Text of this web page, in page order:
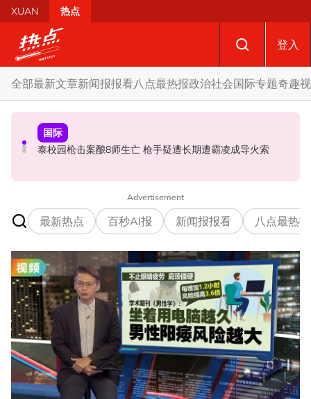
Skip to main content
XUAN 热点
登入
全部最新文章新闻报报看八点最热报政治社会国际专题奇趣
国际
泰校园枪击案酿8师生亡 枪手疑遭长期遭霸凌成导火索
政治
炮轰哈迪不了解章程 阿兹敏：国盟无“自动退盟”规定
政治
促努鲁依莎辞职后勿重返政坛 罗诗雅：给他人机会领导公
Advertisement
最新热点 百秒AI报 新闻报报看 八点最热报